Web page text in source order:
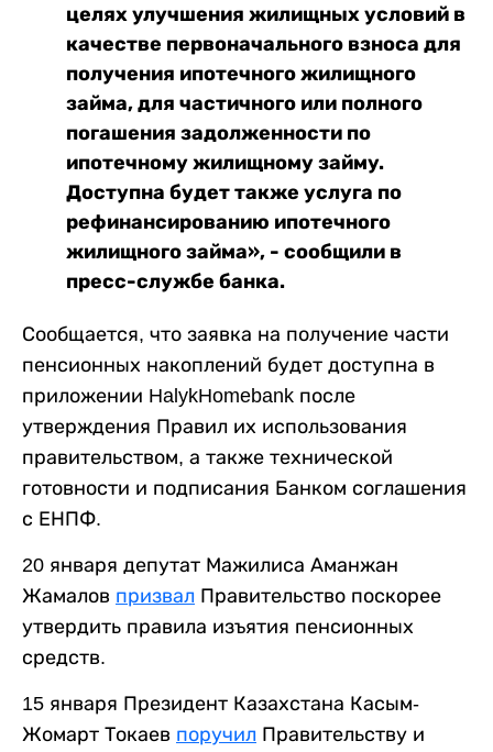
целях улучшения жилищных условий в
качестве первоначального взноса для
получения ипотечного жилищного
займа, для частичного или полного
погашения задолженности по
ипотечному жилищному займу.
Доступна будет также услуга по
рефинансированию ипотечного
жилищного займа», - сообщили в
пресс-службе банка.
Сообщается, что заявка на получение части
пенсионных накоплений будет доступна в
приложении HalykHomebank после
утверждения Правил их использования
правительством, а также технической
готовности и подписания Банком соглашения
с ЕНПФ.
20 января депутат Мажилиса Аманжан
Жамалов призвал Правительство поскорее
утвердить правила изъятия пенсионных
средств.
15 января Президент Казахстана Касым-
Жомарт Токаев поручил Правительству и